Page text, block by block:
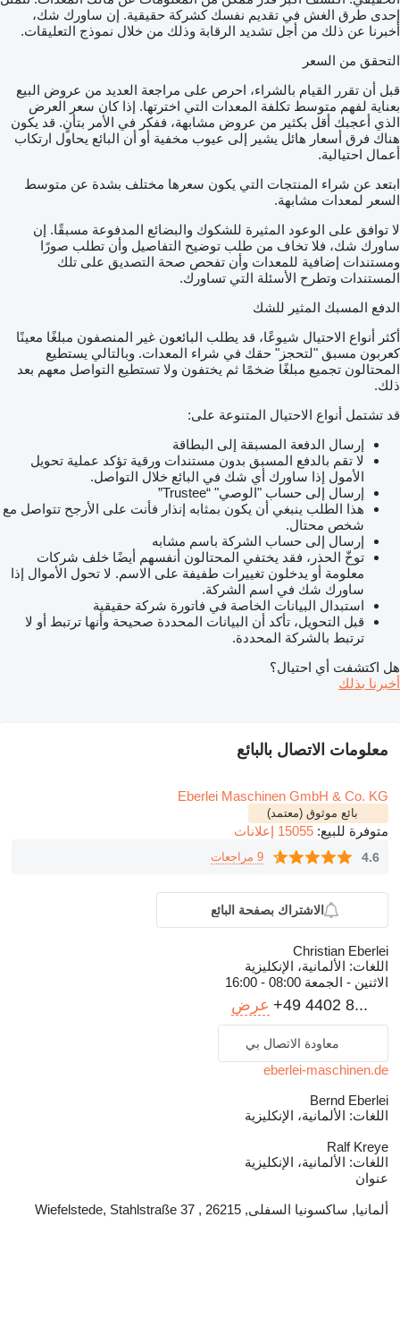
إحدى طرق الغش في تقديم نفسك كشركة حقيقية. إن ساورك شك،
أخبرنا عن ذلك من أجل تشديد الرقابة وذلك من خلال نموذج التعليقات.
التحقق من السعر
قبل أن تقرر القيام بالشراء، احرص على مراجعة العديد من عروض البيع
بعناية لفهم متوسط تكلفة المعدات التي اخترتها. إذا كان سعر العرض
الذي أعجبك أقل بكثير من عروض مشابهة، ففكر في الأمر بتأنٍ. قد يكون
هناك فرق أسعار هائل يشير إلى عيوب مخفية أو أن البائع يحاول ارتكاب
أعمال احتيالية.
ابتعد عن شراء المنتجات التي يكون سعرها مختلف بشدة عن متوسط
السعر لمعدات مشابهة.
لا توافق على الوعود المثيرة للشكوك والبضائع المدفوعة مسبقًا. إن
ساورك شك، فلا تخاف من طلب توضيح التفاصيل وأن تطلب صورًا
ومستندات إضافية للمعدات وأن تفحص صحة التصديق على تلك
المستندات وتطرح الأسئلة التي تساورك.
الدفع المسبك المثير للشك
أكثر أنواع الاحتيال شيوعًا، قد يطلب البائعون غير المنصفون مبلغًا معينًا
كعربون مسبق "لتحجز" حقك في شراء المعدات. وبالتالي يستطيع
المحتالون تجميع مبلغًا ضخمًا ثم يختفون ولا تستطيع التواصل معهم بعد
ذلك.
قد تشتمل أنواع الاحتيال المتنوعة على:
إرسال الدفعة المسبقة إلى البطاقة
لا تقم بالدفع المسبق بدون مستندات ورقية تؤكد عملية تحويل
الأمول إذا ساورك أي شك في البائع خلال التواصل.
إرسال إلى حساب "الوصي" “Trustee”
هذا الطلب ينبغي أن يكون بمثابه إنذار فأنت على الأرجح تتواصل مع
شخص محتال.
إرسال إلى حساب الشركة باسم مشابه
توخّ الحذر، فقد يختفي المحتالون أنفسهم أيضًا خلف شركات
معلومة أو يدخلون تغييرات طفيفة على الاسم. لا تحول الأموال إذا
ساورك شك في اسم الشركة.
استبدال البيانات الخاصة في فاتورة شركة حقيقية
قبل التحويل، تأكد أن البيانات المحددة صحيحة وأنها ترتبط أو لا
ترتبط بالشركة المحددة.
هل اكتشفت أي احتيال؟
أخبرنا بذلك
معلومات الاتصال بالبائع
Eberlei Maschinen GmbH & Co. KG
بائع موثوق (معتمد)
متوفرة للبيع: 15055 إعلانات
4.6 9 مراجعات
الاشتراك بصفحة البائع
Christian Eberlei
اللغات: الألمانية، الإنكليزية
الاثنين - الجمعة 08:00 - 16:00
+49 4402 8... عرض
معاودة الاتصال بي
eberlei-maschinen.de
Bernd Eberlei
اللغات: الألمانية، الإنكليزية
Ralf Kreye
اللغات: الألمانية، الإنكليزية
عنوان
ألمانيا, ساكسونيا السفلى, 26215 , Wiefelstede, Stahlstraße 37